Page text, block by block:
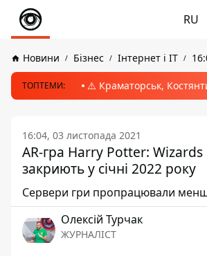
RU
Новини Бізнес Інтернет і ІТ
ТОПТЕМИ: ⚠️ Краматорськ,
16:04, 03 листопада 2021
AR-гра Harry Potter:
закриють у січні 2022 року
Сервери гри пропрацювали
Олексій Турчак
ЖУРНАЛІСТ